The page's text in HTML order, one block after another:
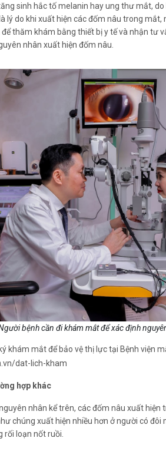
sinh hắc tố melanin hay ung thư mắt,
lý do khi xuất hiện các đốm nâu trong mắt,
thăm khám bằng thiết bị y tế và nhận tư
nhân xuất hiện đốm nâu.
bệnh cần đi khám mắt để xác định
khám mắt để bảo vệ thị lực tại Bệnh viện
dat-lich-kham
hợp khác
nhân kể trên, các đốm nâu xuất
chúng xuất hiện nhiều hơn ở người có
rối loạn nốt ruồi.